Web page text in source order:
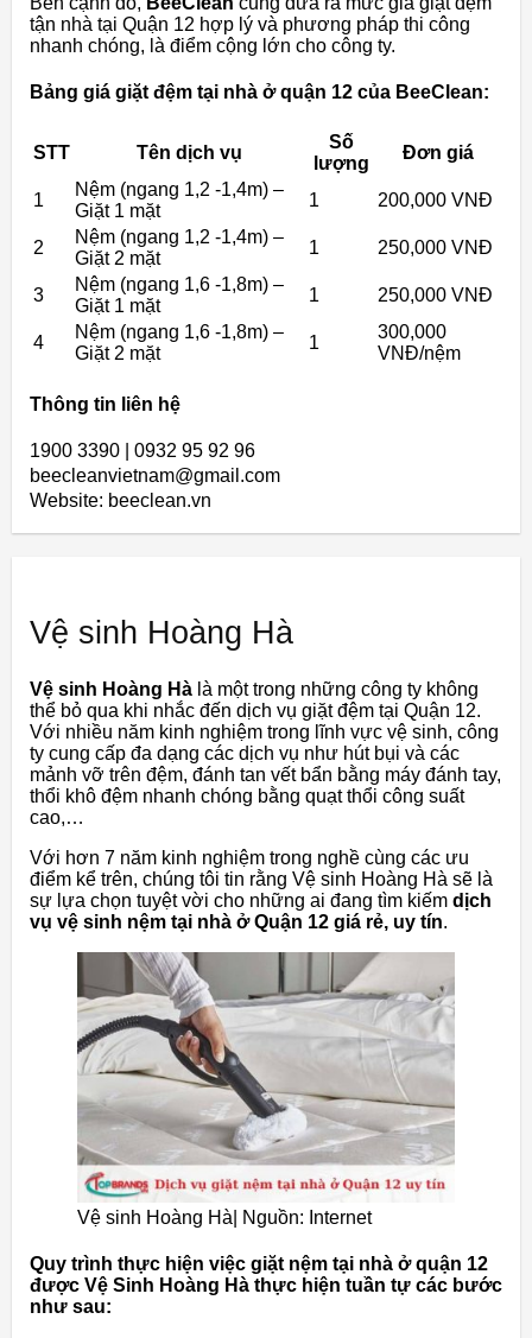
tận nhà tại Quận 12 hợp lý và phương pháp thi công
nhanh chóng, là điểm cộng lớn cho công ty.
Bảng giá giặt đệm tại nhà ở quận 12 của BeeClean:
STT Tên dịch vụ
Số
lượng
Đơn giá
1
Nệm (ngang 1,2 -1,4m) –
Giặt 1 mặt
1 200,000 VNĐ
2
Nệm (ngang 1,2 -1,4m) –
Giặt 2 mặt
1 250,000 VNĐ
3
Nệm (ngang 1,6 -1,8m) –
Giặt 1 mặt
1 250,000 VNĐ
4
Nệm (ngang 1,6 -1,8m) –
Giặt 2 mặt
1
300,000
VNĐ/nệm
Thông tin liên hệ
1900 3390 | 0932 95 92 96
beecleanvietnam@gmail.com
Website: beeclean.vn
Vệ sinh Hoàng Hà
Vệ sinh Hoàng Hà là một trong những công ty không
thể bỏ qua khi nhắc đến dịch vụ giặt đệm tại Quận 12.
Với nhiều năm kinh nghiệm trong lĩnh vực vệ sinh, công
ty cung cấp đa dạng các dịch vụ như hút bụi và các
mảnh vỡ trên đệm, đánh tan vết bẩn bằng máy đánh tay,
thổi khô đệm nhanh chóng bằng quạt thổi công suất
cao,…
Với hơn 7 năm kinh nghiệm trong nghề cùng các ưu
điểm kể trên, chúng tôi tin rằng Vệ sinh Hoàng Hà sẽ là
sự lựa chọn tuyệt vời cho những ai đang tìm kiếm dịch
vụ vệ sinh nệm tại nhà ở Quận 12 giá rẻ, uy tín.
Vệ sinh Hoàng Hà| Nguồn: Internet
Quy trình thực hiện việc giặt nệm tại nhà ở quận 12
được Vệ Sinh Hoàng Hà thực hiện tuần tự các bước
như sau: